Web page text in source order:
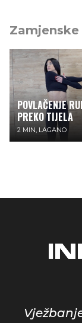
Zamjenske
POVLAČENJE
PREKO TIJELA
2 MIN, LAGANO